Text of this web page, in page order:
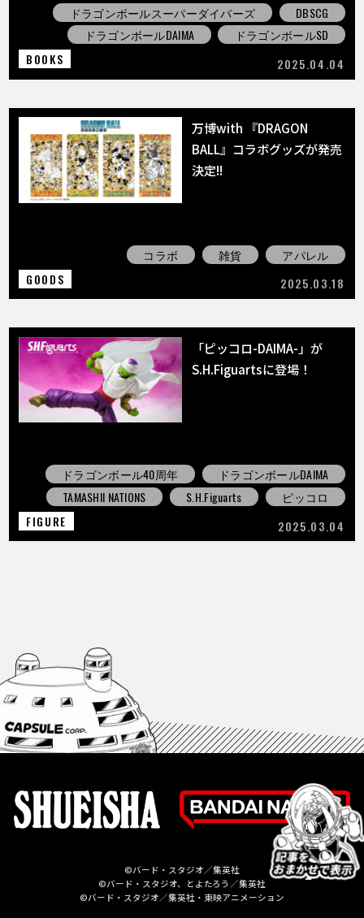
ドラゴンボールスーパーダイバーズ
DBSCG
ドラゴンボールDAIMA
ドラゴンボールSD
BOOKS
2025.04.04
万博with 『DRAGON
BALL』コラボグッズが発売
決定!!
コラボ 雑貨
アパレル
GOODS
2025.03.18
「ピッコロ-DAIMA-」が
S.H.Figuartsに登場！
ドラゴンボール40周年
ドラゴンボールDAIMA
TAMASHII NATIONS
S.H.Figuarts
ピッコロ
FIGURE
2025.03.04
©バード・スタジオ／集英社
©バード・スタジオ、とよたろう／集英社
©バード・スタジオ／集英社・東映アニメーション